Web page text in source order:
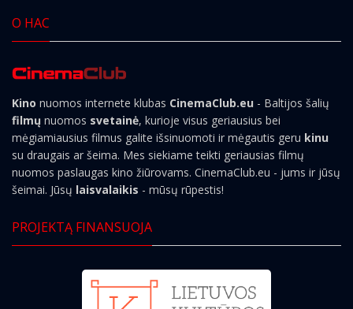
О НАС
Kino nuomos internete klubas CinemaClub.eu - Baltijos šalių
filmų nuomos svetainė, kurioje visus geriausius bei
mėgiamiausius filmus galite išsinuomoti ir mėgautis geru kinu
su draugais ar šeima. Mes siekiame teikti geriausias filmų
nuomos paslaugas kino žiūrovams. CinemaClub.eu - jums ir jūsų
šeimai. Jūsų laisvalaikis - mūsų rūpestis!
PROJEKTĄ FINANSUOJA